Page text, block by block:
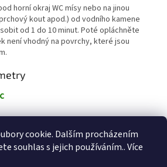
cookie. Dalším procházením
souhlas s jejich používáním.. Více
horní okraj WC mísy nebo na jinou
kout apod.) od vodního kamene
od 1 do 10 minut. Poté opláchněte
není vhodný na povrchy, které jsou